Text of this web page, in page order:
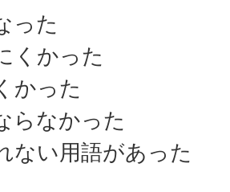
った
くかった
かった
らなかった
ない用語があった